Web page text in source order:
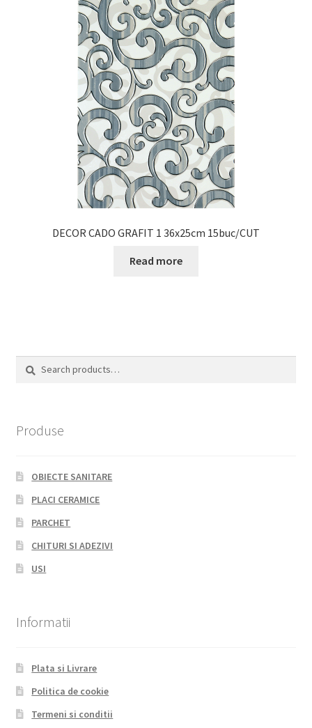
DECOR CADO GRAFIT 1 36x25cm 15buc/CUT
Read more
Search
Search
Produse
OBIECTE SANITARE
PLACI CERAMICE
PARCHET
CHITURI SI ADEZIVI
USI
Informatii
Plata si Livrare
Politica de cookie
Termeni si conditii